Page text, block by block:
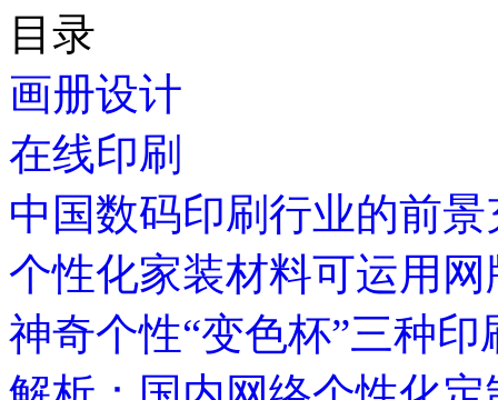
目录
画册设计
在线印刷
中国数码印刷行业的前
个性化家装材料可运用
神奇个性“变色杯”三种印